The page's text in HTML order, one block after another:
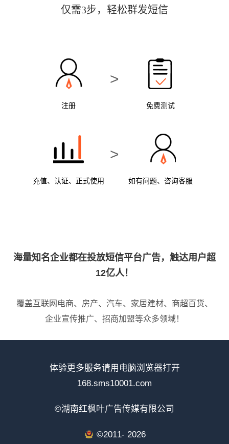
仅需3步，轻松群发短信
注册
>
免费测试
充值、认证、正式使用
>
如有问题、咨询客服
海量知名企业都在投放短信平台广告，触达用户超
12亿人！
覆盖互联网电商、房产、汽车、家居建材、商超百货、
企业宣传推广、招商加盟等众多领域！
体验更多服务请用电脑浏览器打开
168.sms10001.com
©湖南红枫叶广告传媒有限公司
©2011- 2026